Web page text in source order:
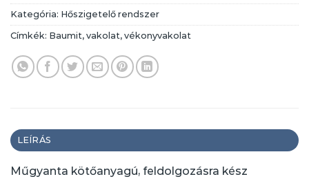
Kategória: Hőszigetelő rendszer
Címkék: Baumit, vakolat, vékonyvakolat
LEÍRÁS
Műgyanta kötőanyagú, feldolgozásra kész